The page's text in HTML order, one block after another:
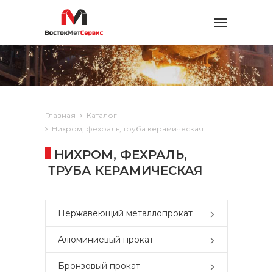
Toggle
Главная
Каталог
Нихром, фехраль, труба керамическая
НИХРОМ, ФЕХРАЛЬ,
ТРУБА КЕРАМИЧЕСКАЯ
Нержавеющий металлопрокат
Алюминиевый прокат
Бронзовый прокат